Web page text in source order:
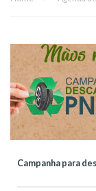
Campanha para